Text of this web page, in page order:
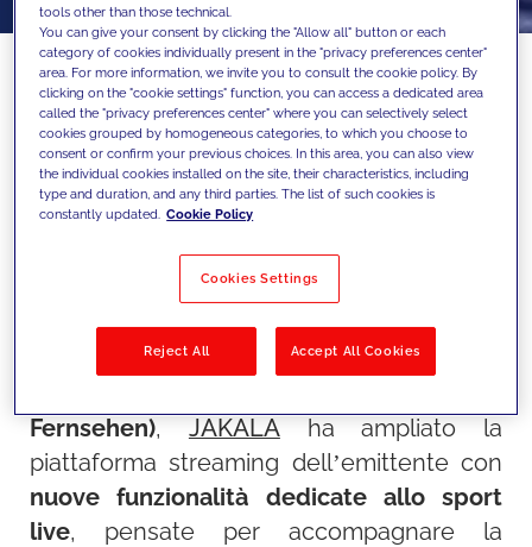
Le nuove funzionalità di live
streaming preparano la piattaforma
tedesca ai grandi eventi sportivi del
Mondiali di Calcio
Nell’ambito della collaborazione di lungo
Fernsehen), JAKALA
ha ampliato la
piattaforma streaming dell’emittente con
nuove funzionalità dedicate allo sport
live, pensate per accompagnare la
tools other than those technical.
You can give your consent by clicking the "Allow all" button or each
category of cookies individually present in the "privacy preferences center"
area. For more information, we invite you to consult the cookie policy. By
clicking on the "cookie settings" function, you can access a dedicated area
called the "privacy preferences center" where you can selectively select
cookies grouped by homogeneous categories, to which you choose to
consent or confirm your previous choices. In this area, you can also view
the individual cookies installed on the site, their characteristics, including
type and duration, and any third parties. The list of such cookies is
constantly updated. Cookie Policy
Cookies Settings
Reject All Accept All Cookies